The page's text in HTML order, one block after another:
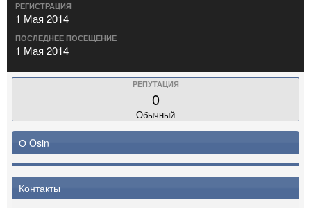
РЕГИСТРАЦИЯ
1 Мая 2014
ПОСЛЕДНЕЕ ПОСЕЩЕНИЕ
1 Мая 2014
РЕПУТАЦИЯ
0
Обычный
О Osin
Контакты